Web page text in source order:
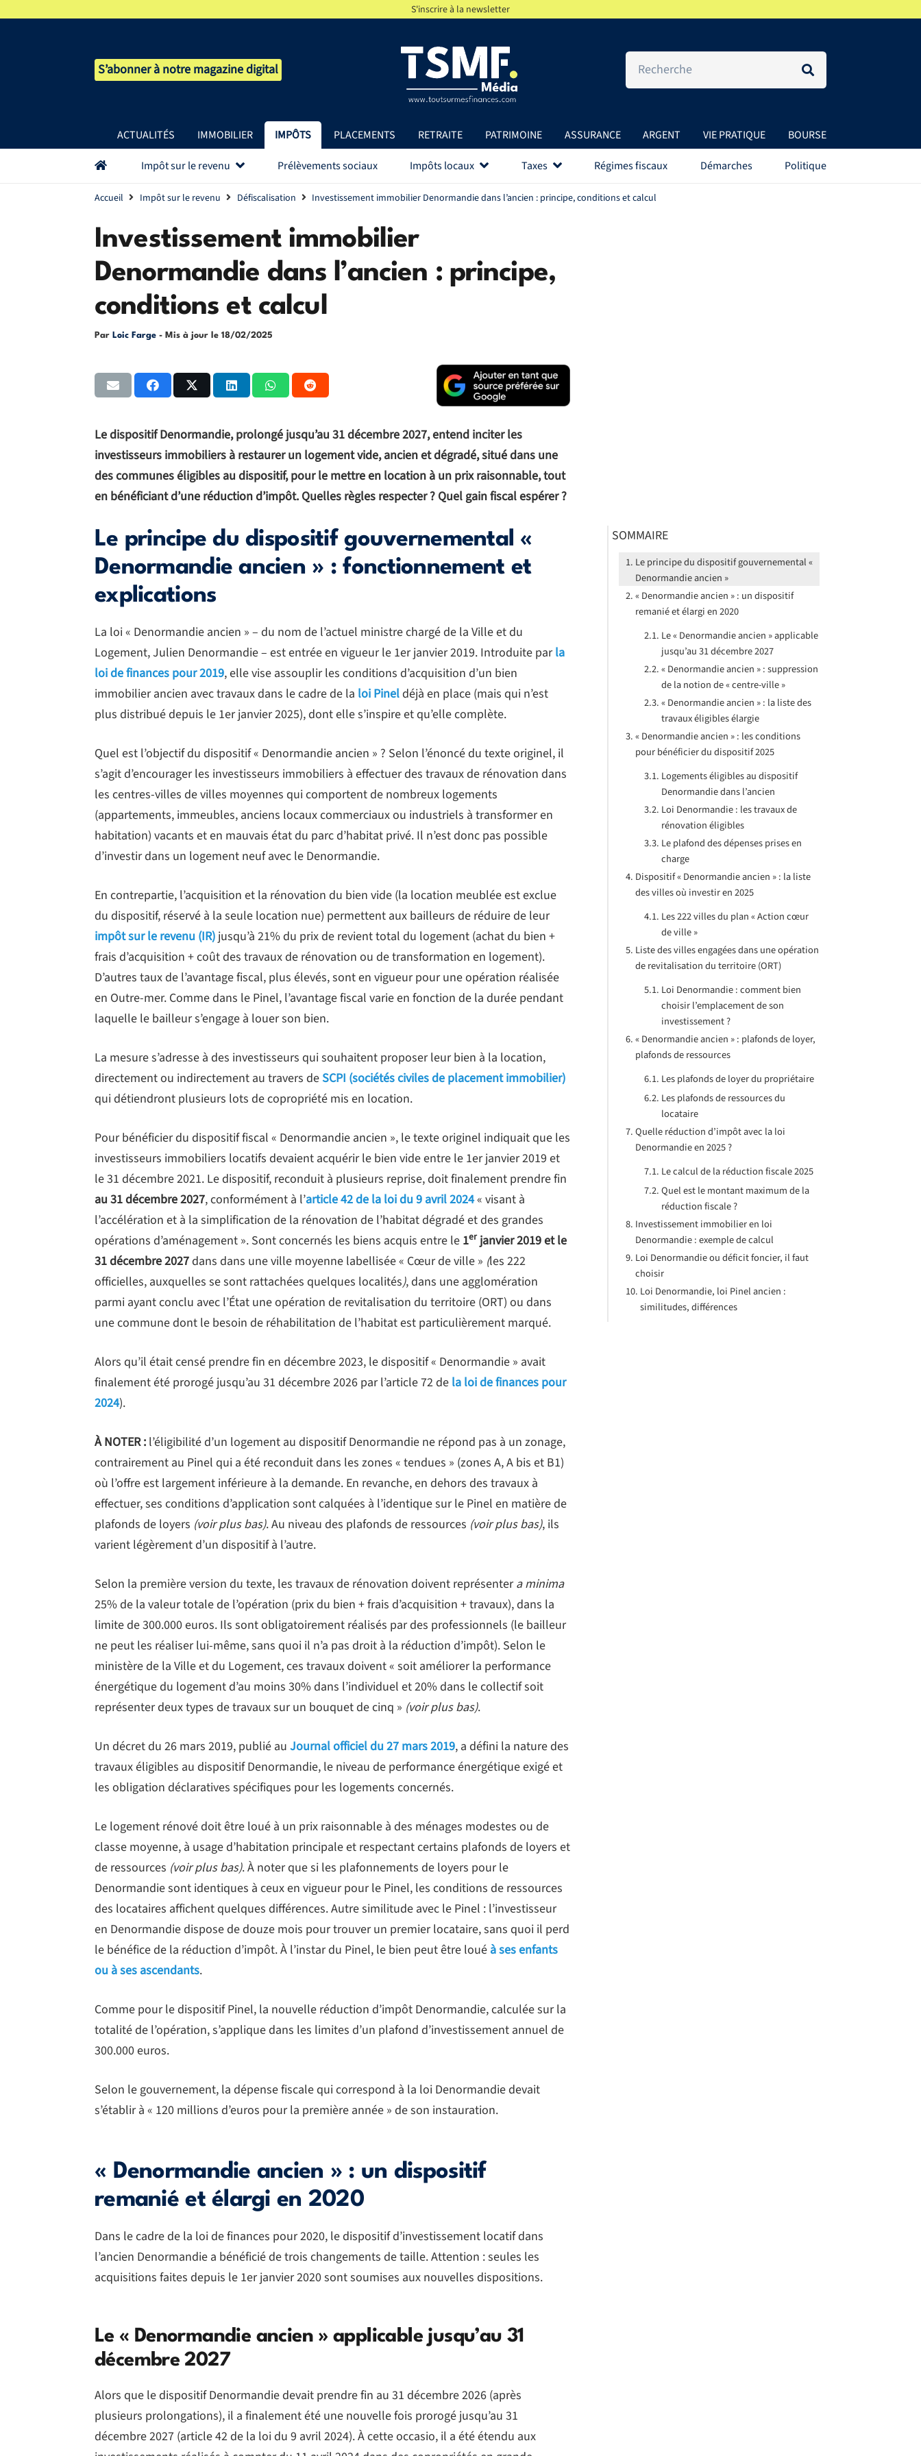
S'inscrire à la newsletter
S’abonner à notre magazine digital
ACTUALITÉS IMMOBILIER IMPÔTS PLACEMENTS RETRAITE PATRIMOINE ASSURANCE ARGENT VIE PRATIQUE BOURSE
Impôt sur le revenu Prélèvements sociaux Impôts locaux Taxes Régimes fiscaux Démarches Politique
Accueil Impôt sur le revenu Défiscalisation Investissement immobilier Denormandie dans l’ancien : principe, conditions et calcul
Investissement immobilier
Denormandie dans l’ancien : principe,
conditions et calcul
Par Loic Farge - Mis à jour le 18/02/2025
Le dispositif Denormandie, prolongé jusqu’au 31 décembre 2027, entend inciter les
investisseurs immobiliers à restaurer un logement vide, ancien et dégradé, situé dans une
des communes éligibles au dispositif, pour le mettre en location à un prix raisonnable, tout
en bénéficiant d’une réduction d’impôt. Quelles règles respecter ? Quel gain fiscal espérer ?
Le principe du dispositif gouvernemental «
Denormandie ancien » : fonctionnement et
explications
La loi « Denormandie ancien » – du nom de l’actuel ministre chargé de la Ville et du
Logement, Julien Denormandie – est entrée en vigueur le 1er janvier 2019. Introduite parla
loi de finances pour 2019, elle vise assouplir les conditions d’acquisition d’un bien
immobilier ancien avec travaux dans le cadre de la loi Pineldéjà en place (mais qui n’est
plus distribué depuis le 1er janvier 2025), dont elle s’inspire et qu’elle complète.
Quel est l’objectif du dispositif « Denormandie ancien » ? Selon l’énoncé du texte originel, il
s’agit d’encourager les investisseurs immobiliers à effectuer des travaux de rénovation dans
les centres-villes de villes moyennes qui comportent de nombreux logements
(appartements, immeubles, anciens locaux commerciaux ou industriels à transformer en
habitation) vacants et en mauvais état du parc d’habitat privé. Il n’est donc pas possible
d’investir dans un logement neuf avec le Denormandie.
En contrepartie, l’acquisition et la rénovation du bien vide (la location meublée est exclue
du dispositif, réservé à la seule location nue) permettent aux bailleurs de réduire de leur
impôt sur le revenu (IR) jusqu’à 21% du prix de revient total du logement (achat du bien +
frais d’acquisition + coût des travaux de rénovation ou de transformation en logement).
D’autres taux de l’avantage fiscal, plus élevés, sont en vigueur pour une opération réalisée
en Outre-mer. Comme dans le Pinel, l’avantage fiscal varie en fonction de la durée pendant
laquelle le bailleur s’engage à louer son bien.
La mesure s’adresse à des investisseurs qui souhaitent proposer leur bien à la location,
directement ou indirectement au travers de SCPI (sociétés civiles de placement immobilier)
qui détiendront plusieurs lots de copropriété mis en location.
Pour bénéficier du dispositif fiscal « Denormandie ancien », le texte originel indiquait que les
investisseurs immobiliers locatifs devaient acquérir le bien vide entre le 1er janvier 2019 et
le 31 décembre 2021. Le dispositif, reconduit à plusieurs reprise, doit finalement prendre fin
au 31 décembre 2027, conformément à l’article 42 de la loi du 9 avril 2024« visant à
l’accélération et à la simplification de la rénovation de l’habitat dégradé et des grandes
opérations d’aménagement ». Sont concernés les biens acquis entre le 1erjanvier 2019 et le
31 décembre 2027dans dans une ville moyenne labellisée « Cœur de ville » (les 222
officielles, auxquelles se sont rattachées quelques localités), dans une agglomération
parmi ayant conclu avec l’État une opération de revitalisation du territoire (ORT) ou dans
une commune dont le besoin de réhabilitation de l’habitat est particulièrement marqué.
Alors qu’il était censé prendre fin en décembre 2023, le dispositif « Denormandie » avait
finalement été prorogé jusqu’au 31 décembre 2026 par l’article 72 de la loi de finances pour
2024).
À NOTER : l’éligibilité d’un logement au dispositif Denormandie ne répond pas à un zonage,
contrairement au Pinel qui a été reconduit dans les zones « tendues » (zones A, A bis et B1)
où l’offre est largement inférieure à la demande. En revanche, en dehors des travaux à
effectuer, ses conditions d’application sont calquées à l’identique sur le Pinel en matière de
plafonds de loyers (voir plus bas). Au niveau des plafonds de ressources (voir plus bas), ils
varient légèrement d’un dispositif à l’autre.
Selon la première version du texte, les travaux de rénovation doivent représentera minima
25% de la valeur totale de l’opération (prix du bien + frais d’acquisition + travaux), dans la
limite de 300.000 euros. Ils sont obligatoirement réalisés par des professionnels (le bailleur
ne peut les réaliser lui-même, sans quoi il n’a pas droit à la réduction d’impôt). Selon le
ministère de la Ville et du Logement, ces travaux doivent « soit améliorer la performance
énergétique du logement d’au moins 30% dans l’individuel et 20% dans le collectif soit
représenter deux types de travaux sur un bouquet de cinq » (voir plus bas).
Un décret du 26 mars 2019, publié au Journal officiel du 27 mars 2019, a défini la nature des
travaux éligibles au dispositif Denormandie, le niveau de performance énergétique exigé et
les obligation déclaratives spécifiques pour les logements concernés.
Le logement rénové doit être loué à un prix raisonnable à des ménages modestes ou de
classe moyenne, à usage d’habitation principale et respectant certains plafonds de loyers et
de ressources (voir plus bas). À noter que si les plafonnements de loyers pour le
Denormandie sont identiques à ceux en vigueur pour le Pinel, les conditions de ressources
des locataires affichent quelques différences. Autre similitude avec le Pinel : l’investisseur
en Denormandie dispose de douze mois pour trouver un premier locataire, sans quoi il perd
le bénéfice de la réduction d’impôt. À l’instar du Pinel, le bien peut être loué à ses enfants
ou à ses ascendants.
Comme pour le dispositif Pinel, la nouvelle réduction d’impôt Denormandie, calculée sur la
totalité de l’opération, s’applique dans les limites d’un plafond d’investissement annuel de
300.000 euros.
Selon le gouvernement, la dépense fiscale qui correspond à la loi Denormandie devait
s’établir à « 120 millions d’euros pour la première année » de son instauration.
« Denormandie ancien » : un dispositif
remanié et élargi en 2020
Dans le cadre de la loi de finances pour 2020, le dispositif d’investissement locatif dans
l’ancien Denormandie a bénéficié de trois changements de taille. Attention : seules les
acquisitions faites depuis le 1er janvier 2020 sont soumises aux nouvelles dispositions.
Le « Denormandie ancien » applicable jusqu’au 31
décembre 2027
Alors que le dispositif Denormandie devait prendre fin au 31 décembre 2026 (après
plusieurs prolongations), il a finalement été une nouvelle fois prorogé jusqu’au 31
décembre 2027 (article 42 de la loi du 9 avril 2024). À cette occasio, il a été étendu aux
SOMMAIRE
Le principe du dispositif gouvernemental «
Denormandie ancien »
« Denormandie ancien » : un dispositif
remanié et élargi en 2020
Le « Denormandie ancien » applicable
jusqu’au 31 décembre 2027
« Denormandie ancien » : suppression
de la notion de « centre-ville »
« Denormandie ancien » : la liste des
travaux éligibles élargie
« Denormandie ancien » : les conditions
pour bénéficier du dispositif 2025
Logements éligibles au dispositif
Denormandie dans l’ancien
Loi Denormandie : les travaux de
rénovation éligibles
Le plafond des dépenses prises en
charge
Dispositif « Denormandie ancien » : la liste
des villes où investir en 2025
Les 222 villes du plan « Action cœur
de ville »
Liste des villes engagées dans une opération
de revitalisation du territoire (ORT)
Loi Denormandie : comment bien
choisir l’emplacement de son
investissement ?
« Denormandie ancien » : plafonds de loyer,
plafonds de ressources
Les plafonds de loyer du propriétaire
Les plafonds de ressources du
locataire
Quelle réduction d’impôt avec la loi
Denormandie en 2025 ?
Le calcul de la réduction fiscale 2025
Quel est le montant maximum de la
réduction fiscale ?
Investissement immobilier en loi
Denormandie : exemple de calcul
Loi Denormandie ou déficit foncier, il faut
choisir
Loi Denormandie, loi Pinel ancien :
similitudes, différences